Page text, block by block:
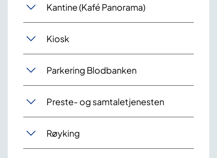
Kantine (Kafé Panorama)
Kiosk
Parkering Blodbanken
Preste- og samtaletjenesten
Røyking